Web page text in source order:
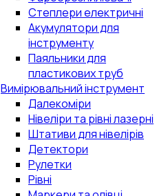
Степлери електричні
Акумулятори для
інструменту
Паяльники для
пластикових труб
Вимірювальний інструмент
Далекоміри
Нівеліри та рівні лазерні
Штативи для нівелірів
Детектори
Рулетки
Рівні